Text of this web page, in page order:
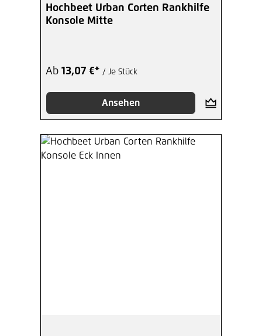
Hochbeet Urban Corten Rankhilfe
Konsole Mitte
Ab 13,07 €* / Je Stück
Ansehen